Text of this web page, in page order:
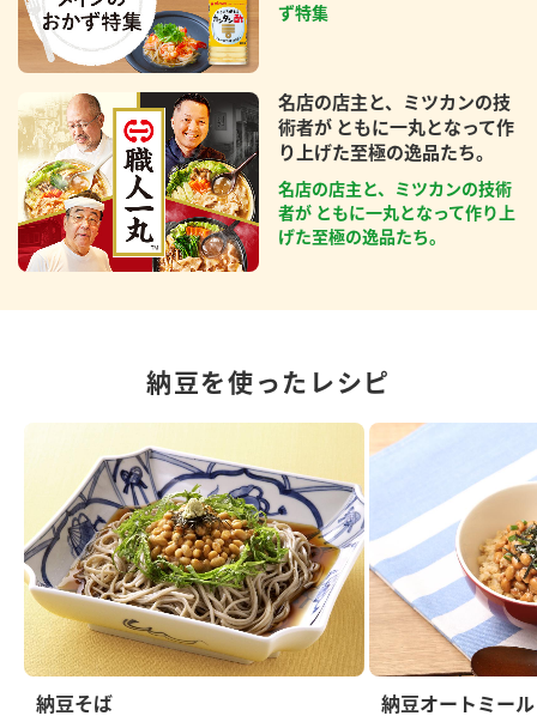
ず特集
名店の店主と、ミツカンの技
術者が ともに一丸となって作
り上げた至極の逸品たち。
名店の店主と、ミツカンの技術
者が ともに一丸となって作り上
げた至極の逸品たち。
納豆を使ったレシピ
納豆そば 納豆オートミール